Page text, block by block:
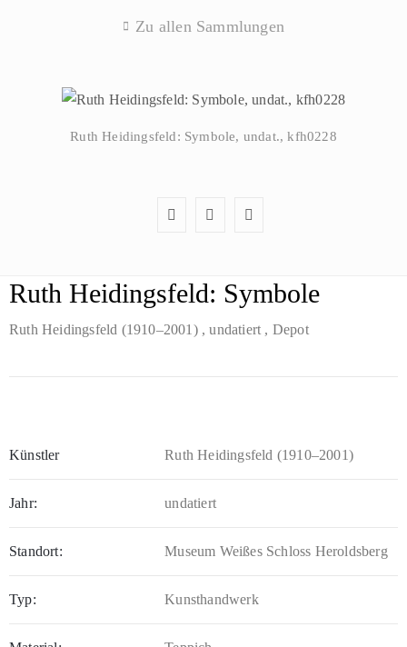
Zu allen Sammlungen
Ruth Heidingsfeld: Symbole, undat., kfh0228
Ruth Heidingsfeld: Symbole
Ruth Heidingsfeld (1910–2001) , undatiert , Depot
Künstler Ruth Heidingsfeld (1910–2001)
Jahr: undatiert
Standort: Museum Weißes Schloss Heroldsberg
Typ: Kunsthandwerk